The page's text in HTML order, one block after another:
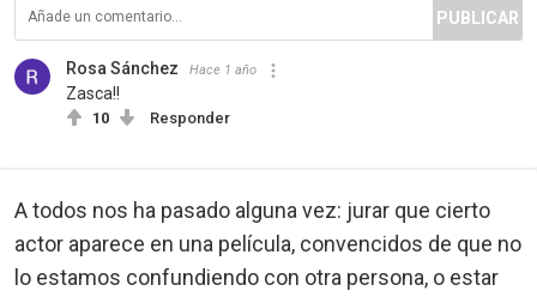
PUBLICAR
Rosa Sánchez Hace 1 año
Zasca!!
10 Responder
A todos nos ha pasado alguna vez: jurar que cierto
actor aparece en una película, convencidos de que no
lo estamos confundiendo con otra persona, o estar